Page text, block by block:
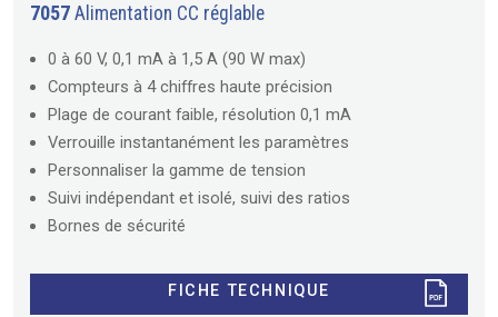
7057 Alimentation CC réglable
0 à 60 V, 0,1 mA à 1,5 A (90 W max)
Compteurs à 4 chiffres haute précision
Plage de courant faible, résolution 0,1 mA
Verrouille instantanément les paramètres
Personnaliser la gamme de tension
Suivi indépendant et isolé, suivi des ratios
Bornes de sécurité
FICHE TECHNIQUE